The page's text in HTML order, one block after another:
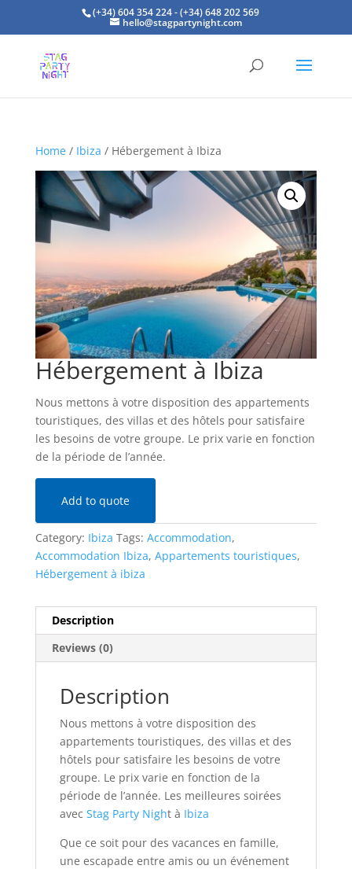
(+34) 604 354 224 - (+34) 648 202 569
hello@stagpartynight.com
Home/ Ibiza / Hébergement à Ibiza
Hébergement à Ibiza
Nous mettons à votre disposition des appartements
touristiques, des villas et des hôtels pour satisfaire
les besoins de votre groupe. Le prix varie en fonction
de la période de l’année.
Add to quote
Category: Ibiza Tags: Accommodation,
Accommodation Ibiza, Appartements touristiques,
Hébergement à ibiza
Description
Reviews (0)
Description
Nous mettons à votre disposition des
appartements touristiques, des villas et des
hôtels pour satisfaire les besoins de votre
groupe. Le prix varie en fonction de la
période de l’année. Les meilleures soirées
avec Stag Party Night à Ibiza
Que ce soit pour des vacances en famille,
une escapade entre amis ou un événement